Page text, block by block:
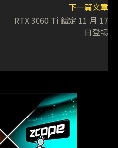
下一篇文章
RTX 3060 Ti 鐵定 11 月 17
日登場